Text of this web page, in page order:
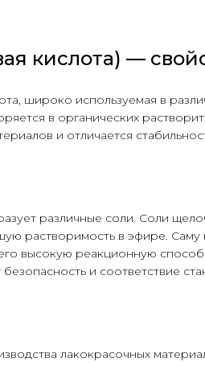
кислота) —
широко используемая в
в органических
и отличается
различные соли. Соли
растворимость в эфире. Саму
высокую реакционную
и соответствие
лакокрасочных